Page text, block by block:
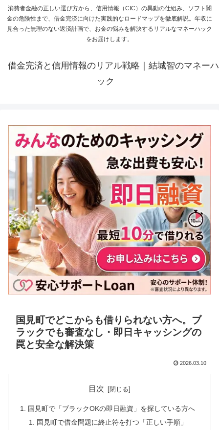
消費者金融の正しい選び方から、信用情報（CIC）の異動の仕組み、ソフト闇
金の危険性まで、借金完済に向けた実践的なロードマップを徹底解説。年収に
見合った無理のない返済計画で、お金の悩みを解決するリアルなマネーハック
をお届けします。
借金完済と信用情報のリアル戦略｜結城智のマネーハ
ック
国見町でどこからも借りられない方へ。ブ
ラックでも審査なし・即日キャッシングの
罠と安全な解決策
2026.03.10
目次
国見町で「ブラックOKの即日融資」を探している方へ
国見町で借金問題に終止符を打つ「正しい手順」